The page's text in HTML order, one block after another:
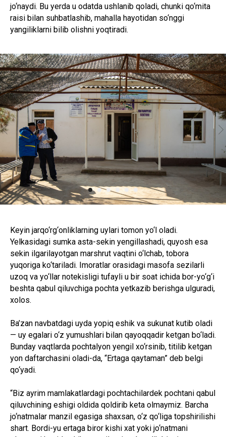
jo‘naydi. Bu yerda u odatda ushlanib qoladi, chunki qo‘mita
raisi bilan suhbatlashib, mahalla hayotidan so‘nggi
yangiliklarni bilib olishni yoqtiradi.
Keyin jarqo‘rg‘onliklarning uylari tomon yo‘l oladi.
Yelkasidagi sumka asta-sekin yengillashadi, quyosh esa
sekin ilgarilayotgan marshrut vaqtini o‘lchab, tobora
yuqoriga ko‘tariladi. Imoratlar orasidagi masofa sezilarli
uzoq va yo‘llar notekisligi tufayli u bir soat ichida bor-yo‘g‘i
beshta qabul qiluvchiga pochta yetkazib berishga ulguradi,
xolos.
Ba’zan navbatdagi uyda yopiq eshik va sukunat kutib oladi
— uy egalari o‘z yumushlari bilan qayoqqadir ketgan bo‘ladi.
Bunday vaqtlarda pochtalyon yengil xo‘rsinib, titilib ketgan
yon daftarchasini oladi-da, “Ertaga qaytaman” deb belgi
qo‘yadi.
“Biz ayrim mamlakatlardagi pochtachilardek pochtani qabul
qiluvchining eshigi oldida qoldirib keta olmaymiz. Barcha
jo‘natmalar manzil egasiga shaxsan, o‘z qo‘liga topshirilishi
shart. Bordi-yu ertaga biror kishi xat yoki jo‘natmani